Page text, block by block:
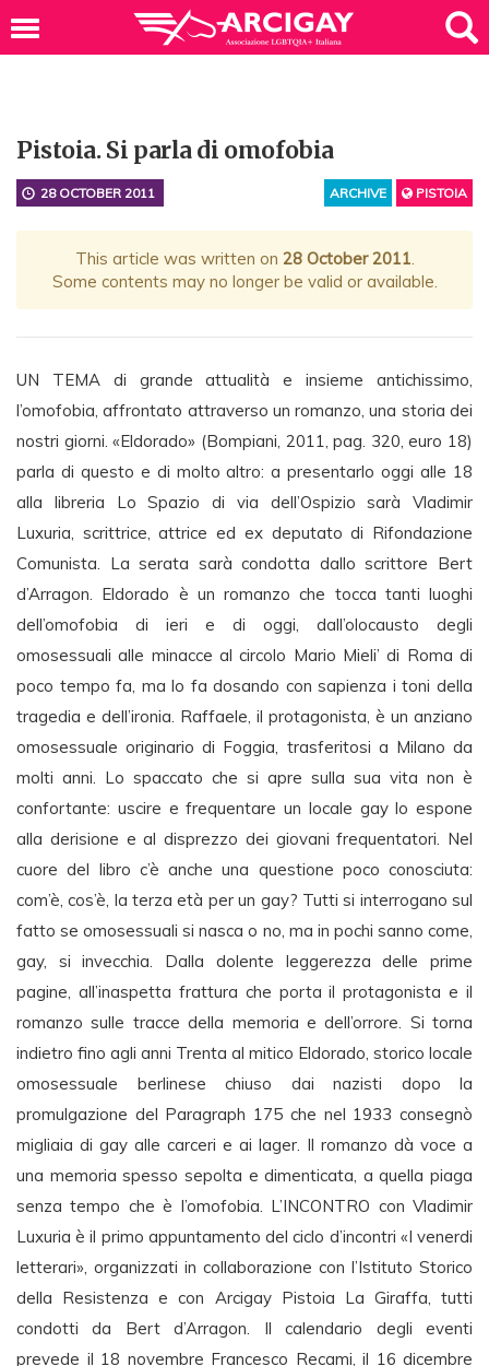
Pistoia. Si parla di omofobia
ARCHIVE PISTOIA
28 OCTOBER 2011
This article was written on 28 October 2011.
Some contents may no longer be valid or available.
UN TEMA di grande attualità e insieme antichissimo,
l’omofobia, affrontato attraverso un romanzo, una storia dei
nostri giorni. «Eldorado» (Bompiani, 2011, pag. 320, euro 18)
parla di questo e di molto altro: a presentarlo oggi alle 18
alla libreria Lo Spazio di via dell’Ospizio sarà Vladimir
Luxuria, scrittrice, attrice ed ex deputato di Rifondazione
Comunista. La serata sarà condotta dallo scrittore Bert
d’Arragon. Eldorado è un romanzo che tocca tanti luoghi
dell’omofobia di ieri e di oggi, dall’olocausto degli
omosessuali alle minacce al circolo Mario Mieli’ di Roma di
poco tempo fa, ma lo fa dosando con sapienza i toni della
tragedia e dell’ironia. Raffaele, il protagonista, è un anziano
omosessuale originario di Foggia, trasferitosi a Milano da
molti anni. Lo spaccato che si apre sulla sua vita non è
confortante: uscire e frequentare un locale gay lo espone
alla derisione e al disprezzo dei giovani frequentatori. Nel
cuore del libro c’è anche una questione poco conosciuta:
com’è, cos’è, la terza età per un gay? Tutti si interrogano sul
fatto se omosessuali si nasca o no, ma in pochi sanno come,
gay, si invecchia. Dalla dolente leggerezza delle prime
pagine, all’inaspetta frattura che porta il protagonista e il
romanzo sulle tracce della memoria e dell’orrore. Si torna
indietro fino agli anni Trenta al mitico Eldorado, storico locale
omosessuale berlinese chiuso dai nazisti dopo la
promulgazione del Paragraph 175 che nel 1933 consegnò
migliaia di gay alle carceri e ai lager. Il romanzo dà voce a
una memoria spesso sepolta e dimenticata, a quella piaga
senza tempo che è l’omofobia. L’INCONTRO con Vladimir
Luxuria è il primo appuntamento del ciclo d’incontri «I venerdi
letterari», organizzati in collaborazione con l’Istituto Storico
della Resistenza e con Arcigay Pistoia La Giraffa, tutti
condotti da Bert d’Arragon. Il calendario degli eventi
prevede il 18 novembre Francesco Recami, il 16 dicembre